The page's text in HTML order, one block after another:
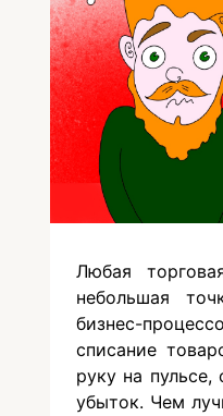
Любая
небольшая
бизнес-
списание
руку на
убыток. Чем